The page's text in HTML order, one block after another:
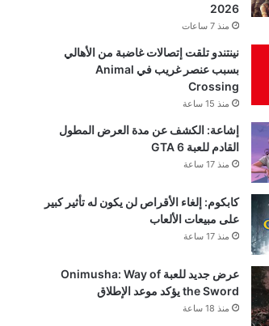
2026
منذ 7 ساعات
نينتندو تلقت إتصالات غاضبة من الأهالي
بسبب عنصر غريب في Animal
Crossing
منذ 15 ساعة
إشاعة: الكشف عن مدة العرض المطول
القادم للعبة GTA 6
منذ 17 ساعة
كابكوم: إلغاء الأقراص لن يكون له تأثير كبير
على مبيعات الألعاب
منذ 17 ساعة
عرض جديد للعبة Onimusha: Way of
the Sword يؤكد موعد الإطلاق
منذ 18 ساعة